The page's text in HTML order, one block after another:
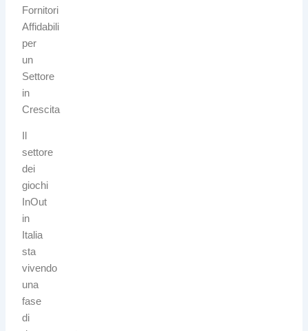
Fornitori
Affidabili
per
un
Settore
in
Crescita
settore
dei
giochi
InOut
in
Italia
sta
vivendo
una
fase
di